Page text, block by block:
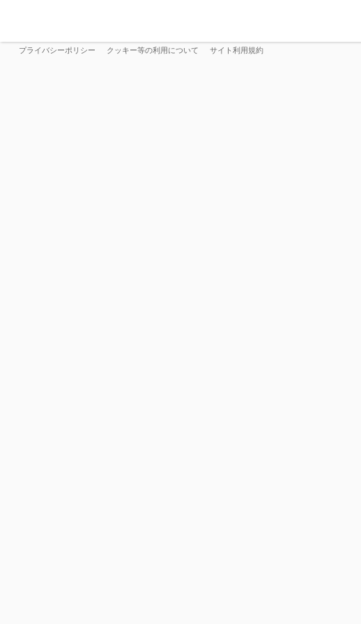
プライバシーポリシー クッキー等の利用について サイト利用規約